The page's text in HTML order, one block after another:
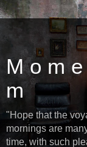
M o m
m
"Hope that the
mornings are
time, with such